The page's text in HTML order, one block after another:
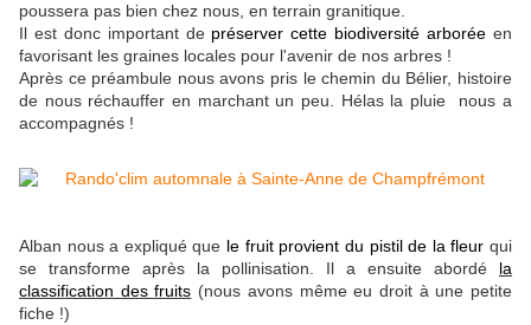
poussera pas bien chez nous, en terrain granitique.
Il est donc important de préserver cette biodiversité arborée en
favorisant les graines locales pour l'avenir de nos arbres !
Après ce préambule nous avons pris le chemin du Bélier, histoire
de nous réchauffer en marchant un peu. Hélas la pluie nous a
accompagnés !
Alban nous a expliqué que le fruit provient du pistil de la fleur qui
se transforme après la pollinisation. Il a ensuite abordé la
classification des fruits (nous avons même eu droit à une petite
fiche !)